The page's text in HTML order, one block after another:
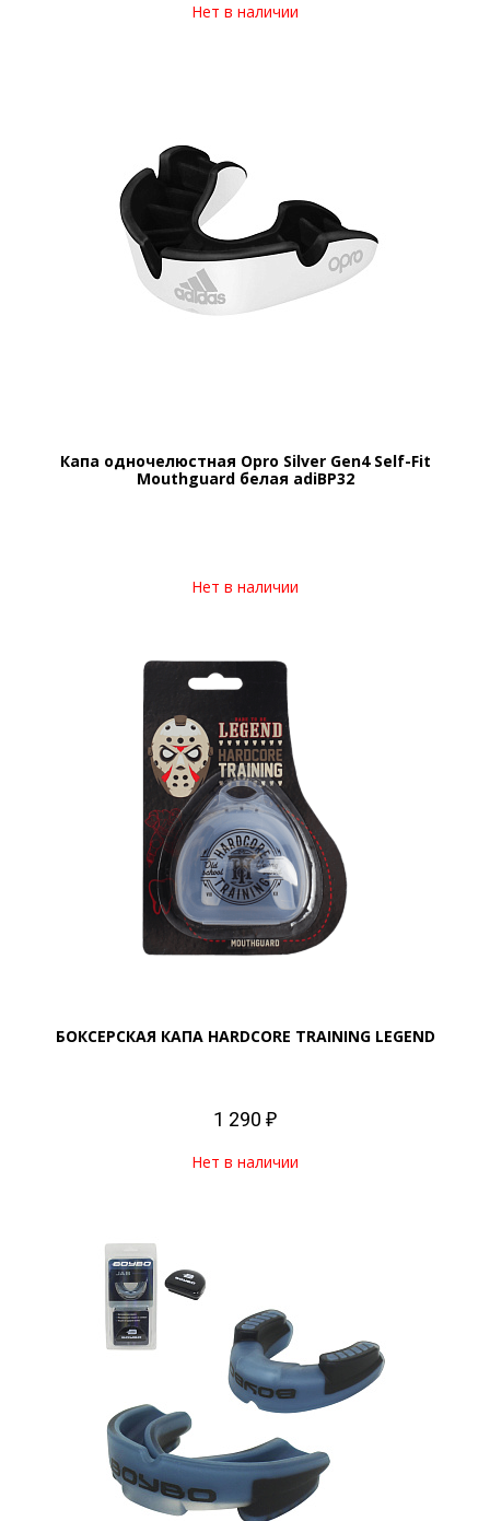
Нет в наличии
Капа одночелюстная Opro Silver Gen4 Self-Fit
Mouthguard белая adiBP32
Нет в наличии
БОКСЕРСКАЯ КАПА HARDCORE TRAINING LEGEND
1 290 ₽
Нет в наличии